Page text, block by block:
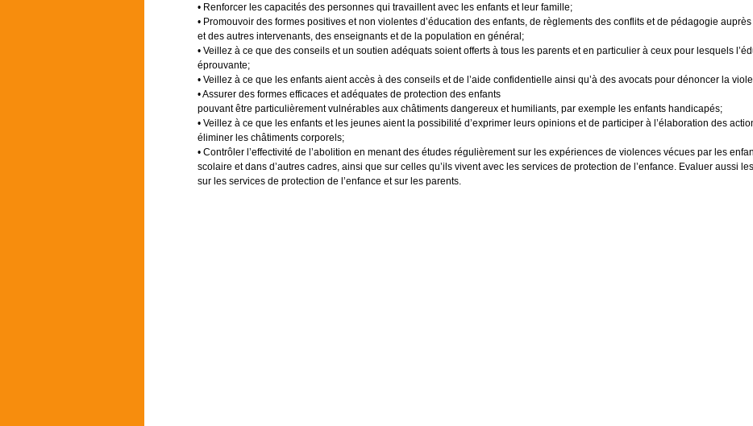
• Renforcer les capacités des personnes qui travaillent avec les enfants et leur famille;
• Promouvoir des formes positives et non violentes d’éducation des enfants, de règlements des conflits et de pédagogie
et des autres intervenants, des enseignants et de la population en général;
• Veillez à ce que des conseils et un soutien adéquats soient offerts à tous les parents et en particulier à ceux pour lesquels
éprouvante;
• Veillez à ce que les enfants aient accès à des conseils et de l’aide confidentielle ainsi qu’à des avocats pour dénoncer la
• Assurer des formes efficaces et adéquates de protection des enfants
pouvant être particulièrement vulnérables aux châtiments dangereux et humiliants, par exemple les enfants handicapés;
• Veillez à ce que les enfants et les jeunes aient la possibilité d’exprimer leurs opinions et de participer à l’élaboration des
éliminer les châtiments corporels;
• Contrôler l’effectivité de l’abolition en menant des études régulièrement sur les expériences de violences vécues par les
scolaire et dans d’autres cadres, ainsi que sur celles qu’ils vivent avec les services de protection de l’enfance. Evaluer aussi
sur les services de protection de l’enfance et sur les parents.